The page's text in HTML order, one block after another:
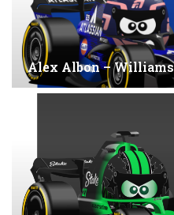
Alex Albon – Williams